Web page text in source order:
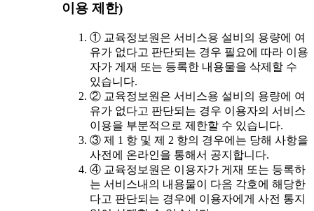
이용 제한)
① 교육정보원은 서비스용 설비의 용량에 여
유가 없다고 판단되는 경우 필요에 따라 이용
자가 게재 또는 등록한 내용물을 삭제할 수
있습니다.
② 교육정보원은 서비스용 설비의 용량에 여
유가 없다고 판단되는 경우 이용자의 서비스
이용을 부분적으로 제한할 수 있습니다.
③ 제 1 항 및 제 2 항의 경우에는 당해 사항을
사전에 온라인을 통해서 공지합니다.
④ 교육정보원은 이용자가 게재 또는 등록하
는 서비스내의 내용물이 다음 각호에 해당한
다고 판단되는 경우에 이용자에게 사전 통지